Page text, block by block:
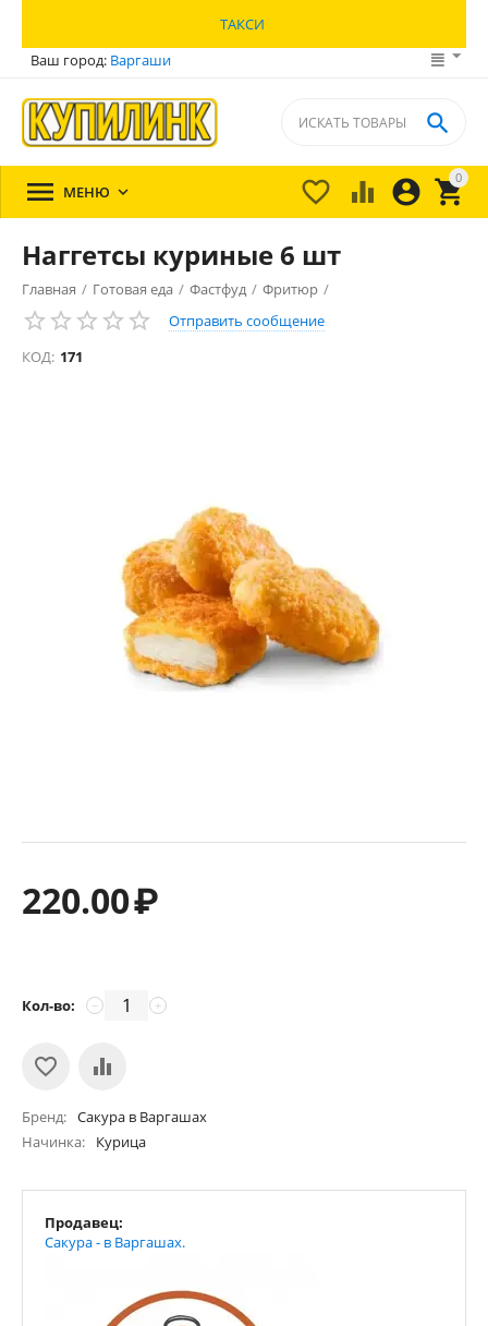
ТАКСИ
Ваш город: Варгаши
0


 

 МЕНЮ 
Наггетсы куриные 6 шт
Главная / Готовая еда / Фастфуд / Фритюр /
Отправить сообщение
КОД: 171
220.00₽
Кол-во: +
−
Бренд
Сакура в Варгашах
Начинка
Курица
Продавец:
Сакура - в Варгашах.